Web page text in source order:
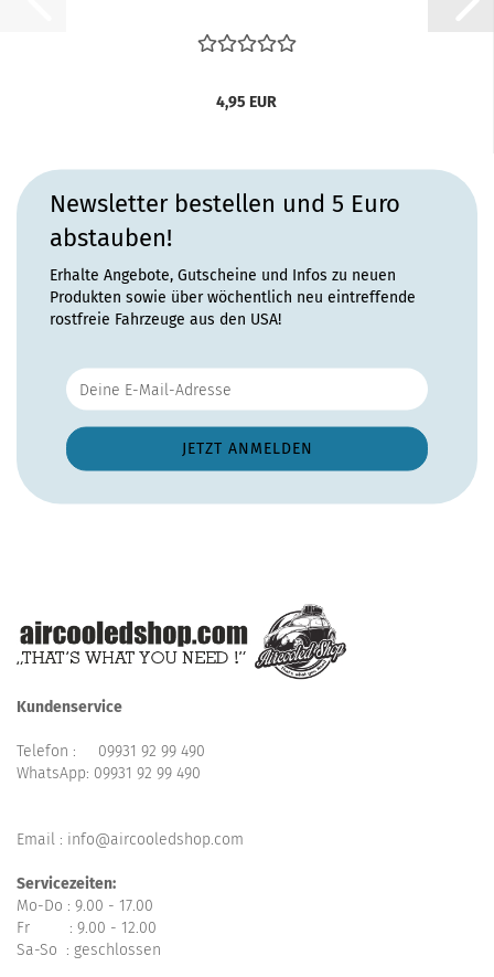
4,95 EUR
Newsletter bestellen und 5 Euro
abstauben!
Erhalte Angebote, Gutscheine und Infos zu neuen
Produkten sowie über wöchentlich neu eintreffende
rostfreie Fahrzeuge aus den USA!
Kundenservice
Telefon : 09931 92 99 490
WhatsApp: 09931 92 99 490
Email : info@aircooledshop.com
Servicezeiten:
Mo-Do : 9.00 - 17.00
Fr : 9.00 - 12.00
Sa-So : geschlossen